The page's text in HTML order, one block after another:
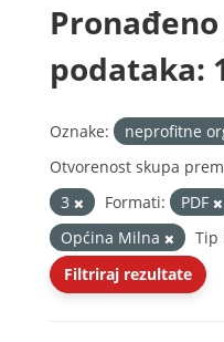
podataka:
Oznake: neprofitne
Otvorenost skupa
3
Formati: PDF
Općina Milna
Tip
Filtriraj rezultate